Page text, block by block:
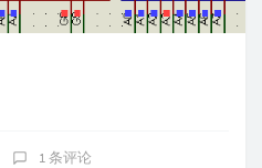
1 条评论